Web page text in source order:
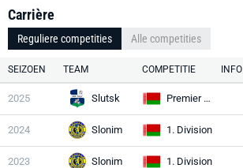
Carrière
Reguliere competities Alle competities
SEIZOEN TEAM COMPETITIE INFO
2025 Slutsk Premier League
2024 Slonim 1. Division
2023 Slonim 1. Division